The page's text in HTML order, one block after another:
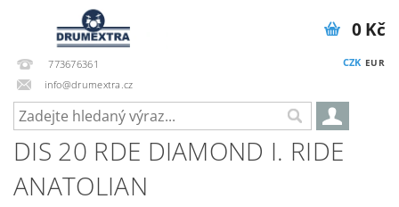
773676361
info@drumextra.cz
CZK EUR
0 Kč
DIS 20 RDE DIAMOND I. RIDE
ANATOLIAN